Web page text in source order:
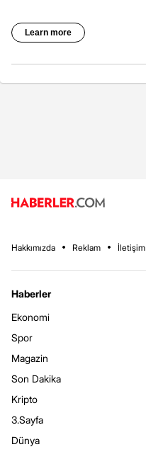
Hakkımızda Reklam İletişim
Haberler
Ekonomi
Spor
Magazin
Son Dakika
Kripto
3.Sayfa
Dünya